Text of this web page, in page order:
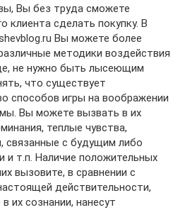
Вы без труда сможете
клиента сделать покупку. В
Вы можете более
методики воздействия
не нужно быть лысеющим
что существует
способов игры на воображении
Вы можете вызвать в их
теплые чувства,
связанные с будущим либо
т.п. Наличие положительных
вызовите, в сравнении с
действительности,
их сознании, нанесут